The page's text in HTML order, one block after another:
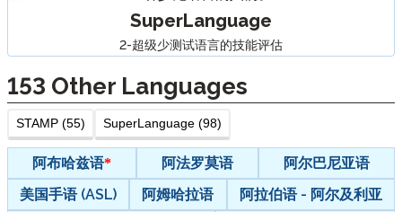
SuperLanguage
2-超级少测试语言的技能评估
153 Other Languages
STAMP (55) SuperLanguage (98)
阿布哈兹语 阿法罗莫语
阿尔巴尼亚语
美国手语 (ASL)
阿姆哈拉语
阿拉伯语 - 阿尔及利亚